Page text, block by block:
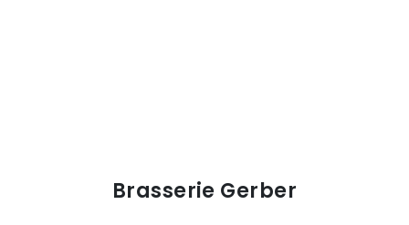
Brasserie Gerber